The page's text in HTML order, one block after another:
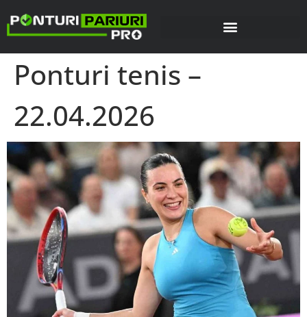
Ponturi tenis –
22.04.2026